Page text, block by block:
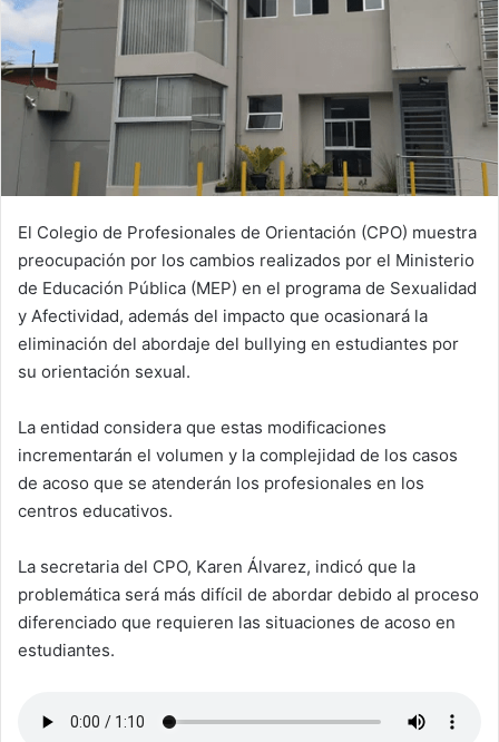
El Colegio de Profesionales de Orientación (CPO) muestra
preocupación por los cambios realizados por el Ministerio
de Educación Pública (MEP) en el programa de Sexualidad
y Afectividad, además del impacto que ocasionará la
eliminación del abordaje del bullying en estudiantes por
su orientación sexual.
La entidad considera que estas modificaciones
incrementarán el volumen y la complejidad de los casos
de acoso que se atenderán los profesionales en los
centros educativos.
La secretaria del CPO, Karen Álvarez, indicó que la
problemática será más difícil de abordar debido al proceso
diferenciado que requieren las situaciones de acoso en
estudiantes.